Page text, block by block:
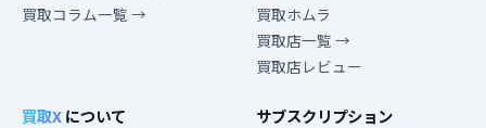
買取コラム一覧 →
買取ホムラ
買取店一覧 →
買取店レビュー
買取Xについて サブスクリプション